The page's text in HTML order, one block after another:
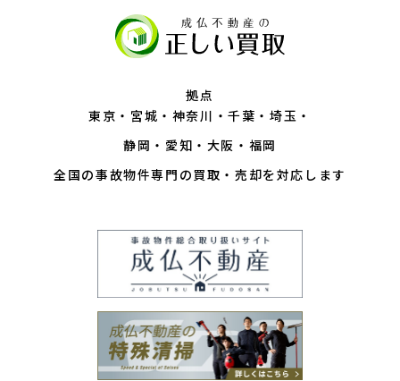
拠点
東京
宮城 神奈川 千葉
埼玉
静岡
愛知 大阪
福岡
全国の事故物件専門の買取・売却を対応します